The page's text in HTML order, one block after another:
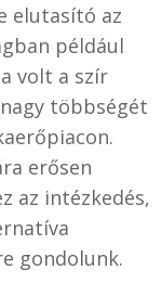
elutasító az
például
volt a szír
többségét
erősen
az intézkedés,
gondolunk.